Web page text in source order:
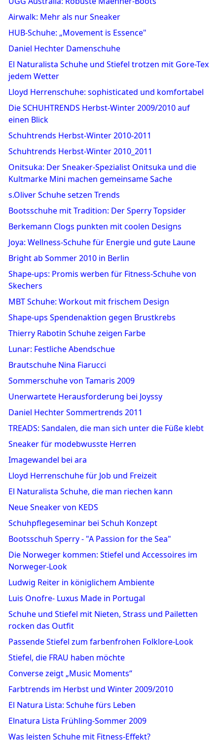
Airwalk: Mehr als nur Sneaker
HUB-Schuhe: „Movement is Essence"
Daniel Hechter Damenschuhe
El Naturalista Schuhe und Stiefel trotzen mit Gore-Tex
jedem Wetter
Lloyd Herrenschuhe: sophisticated und komfortabel
Die SCHUHTRENDS Herbst-Winter 2009/2010 auf
einen Blick
Schuhtrends Herbst-Winter 2010-2011
Schuhtrends Herbst-Winter 2010_2011
Onitsuka: Der Sneaker-Spezialist Onitsuka und die
Kultmarke Mini machen gemeinsame Sache
s.Oliver Schuhe setzen Trends
Bootsschuhe mit Tradition: Der Sperry Topsider
Berkemann Clogs punkten mit coolen Designs
Joya: Wellness-Schuhe für Energie und gute Laune
Bright ab Sommer 2010 in Berlin
Shape-ups: Promis werben für Fitness-Schuhe von
Skechers
MBT Schuhe: Workout mit frischem Design
Shape-ups Spendenaktion gegen Brustkrebs
Thierry Rabotin Schuhe zeigen Farbe
Lunar: Festliche Abendschue
Brautschuhe Nina Fiarucci
Sommerschuhe von Tamaris 2009
Unerwartete Herausforderung bei Joyssy
Daniel Hechter Sommertrends 2011
TREADS: Sandalen, die man sich unter die Füße klebt
Sneaker für modebwusste Herren
Imagewandel bei ara
Lloyd Herrenschuhe für Job und Freizeit
El Naturalista Schuhe, die man riechen kann
Neue Sneaker von KEDS
Schuhpflegeseminar bei Schuh Konzept
Bootsschuh Sperry - "A Passion for the Sea"
Die Norweger kommen: Stiefel und Accessoires im
Norweger-Look
Ludwig Reiter in königlichem Ambiente
Luis Onofre- Luxus Made in Portugal
Schuhe und Stiefel mit Nieten, Strass und Pailetten
rocken das Outfit
Passende Stiefel zum farbenfrohen Folklore-Look
Stiefel, die FRAU haben möchte
Converse zeigt „Music Moments“
Farbtrends im Herbst und Winter 2009/2010
El Natura Lista: Schuhe fürs Leben
Elnatura Lista Frühling-Sommer 2009
Was leisten Schuhe mit Fitness-Effekt?